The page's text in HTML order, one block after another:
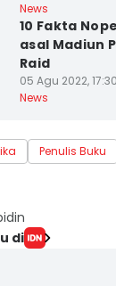
News
10 Fakta
asal Madiun
Raid
05 Agu 2022,
News
Penulis Buku
di